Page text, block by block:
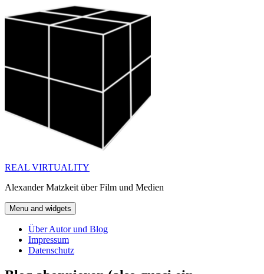
to
REAL VIRTUALITY
Alexander Matzkeit über Film und Medien
Menu and widgets
Über Autor und Blog
Impressum
Datenschutz